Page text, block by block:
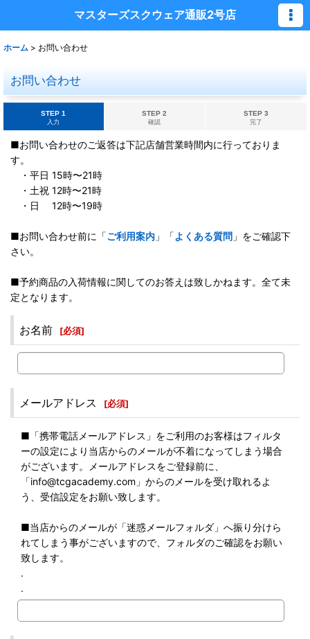
マスターズスクウェア通販2号店
ホーム > お問い合わせ
お問い合わせ
STEP 1
入力
STEP 2
確認
STEP 3
完了
■お問い合わせのご返答は下記店舗営業時間内に行っておりま
す。
・平日 15時〜21時
・土祝 12時〜21時
・日 12時〜19時
■お問い合わせ前に「ご利用案内 」「よくある質問 」をご確認下
さい。
■予約商品の入荷情報に関してのお答えは致しかねます。全て未
定となります。
お名前 [必須]
メールアドレス [必須]
■「携帯電話メールアドレス」をご利用のお客様はフィルタ
ーの設定により当店からのメールが不着になってしまう場合
がございます。メールアドレスをご登録前に、
「info@tcgacademy.com」からのメールを受け取れるよ
う、受信設定をお願い致します。
■当店からのメールが「迷惑メールフォルダ」へ振り分けら
れてしまう事がございますので、フォルダのご確認をお願い
致します。
.
.